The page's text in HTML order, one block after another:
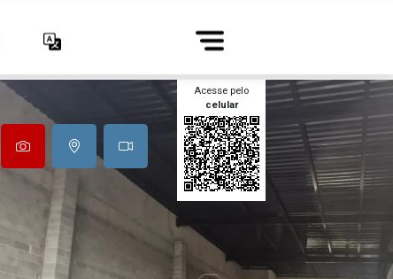
Acesse pelo
celular